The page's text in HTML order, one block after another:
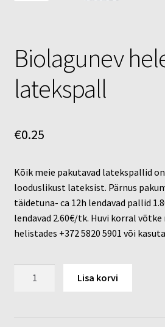
Biolagunev
latekspall
€0.25
Kõik meie pakutavad latekspallid
looduslikust lateksist. Pärnus
täidetuna- ca 12h lendavad pallid
lendavad 2.60€/tk. Huvi korral
helistades +372 5820 5901 või
Lisa korvi